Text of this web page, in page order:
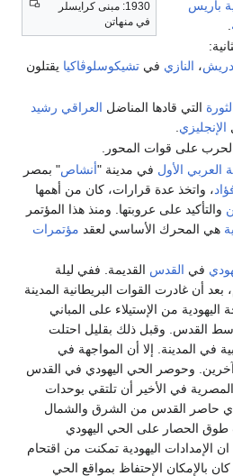
1930: مبنى كرايسلر
في منهاتن
باريس
، النازي فيتشيكوسلوڤاكيا يقتلون
التي قادها المناضل العراقي رشيد
الإنجليزي
على قوات المحور.
العربي الأول في مدينة "أنشاص" بمصر
، واتخذ عدة قرارات، كان من أهمها
والتأكيد على عروبتها. ومنذ هذا المؤتمر
هي المحرك الأساسي لعقد مؤتمرات
في القدس القديمة. ففي ليلة
بعد أن غادرت القوات البريطانية المدينة
من الإستيلاء على المباني
القدس. وقبل ذلك بقليل احتلت
في المدينة. إلا أن المواجهة في
وحوصر الحي اليهودي في القدس
في الأخير أن تلتقي بوحدات
حاصر القدس من الشرق والشمال
الحصار على الحي اليهودي
الإمدادات اليهودية تمكنت من اقتحام
كان بالإمكان الإحتفاظ بمواقع الحي